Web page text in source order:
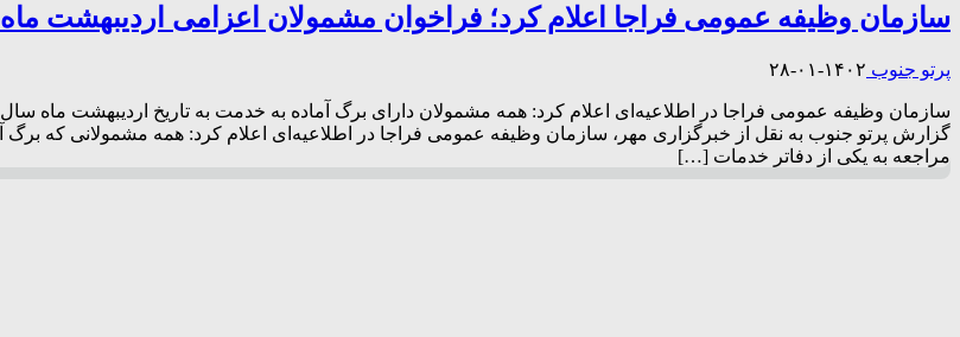
سازمان وظیفه عمومی فراجا اعلام کرد؛ فراخوان مشمولان اعزامی اردیبهشت ماه ۱۴۰۲
پرتو جنوب ۱۴۰۲-۰۱-۲۸
مراجعه به یکی از دفاتر خدمات […]